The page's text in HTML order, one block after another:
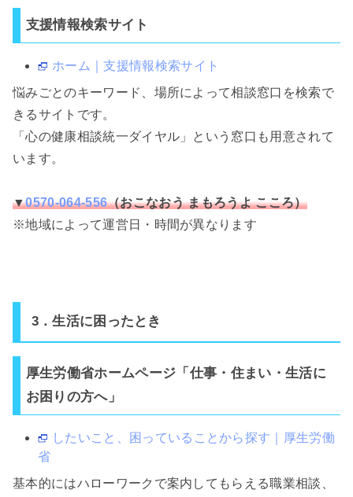
支援情報検索サイト
ホーム｜支援情報検索サイト
悩みごとのキーワード、場所によって相談窓口を検索で
きるサイトです。
「心の健康相談統一ダイヤル」という窓口も用意されて
います。
▼0570-064-556（おこなおう まもろうよ こころ）
※地域によって運営日・時間が異なります
3．生活に困ったとき
厚生労働省ホームページ「仕事・住まい・生活に
お困りの方へ」
したいこと、困っていることから探す｜厚生労働
省
基本的にはハローワークで案内してもらえる職業相談、